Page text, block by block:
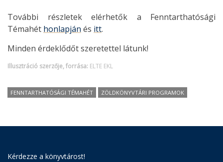
További részletek elérhetők a Fenntarthatósági
Témahét honlapján és itt.
Minden érdeklődőt szeretettel látunk!
Illusztráció szerzője, forrása: ELTE EKL
FENNTARTHATÓSÁGI TÉMAHÉT ZÖLDKÖNYVTÁRI PROGRAMOK
Kérdezze a könyvtárost!